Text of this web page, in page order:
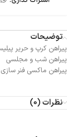
توضیحات
پیراهن کرپ و حریر
پیراهن شب و مجلسی
پیراهن ماکسی فنر
نظرات (0)